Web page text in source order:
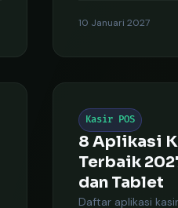
10 Januari 2027
Kasir POS
8 Aplikasi
Terbaik
dan Tablet
Daftar aplikasi